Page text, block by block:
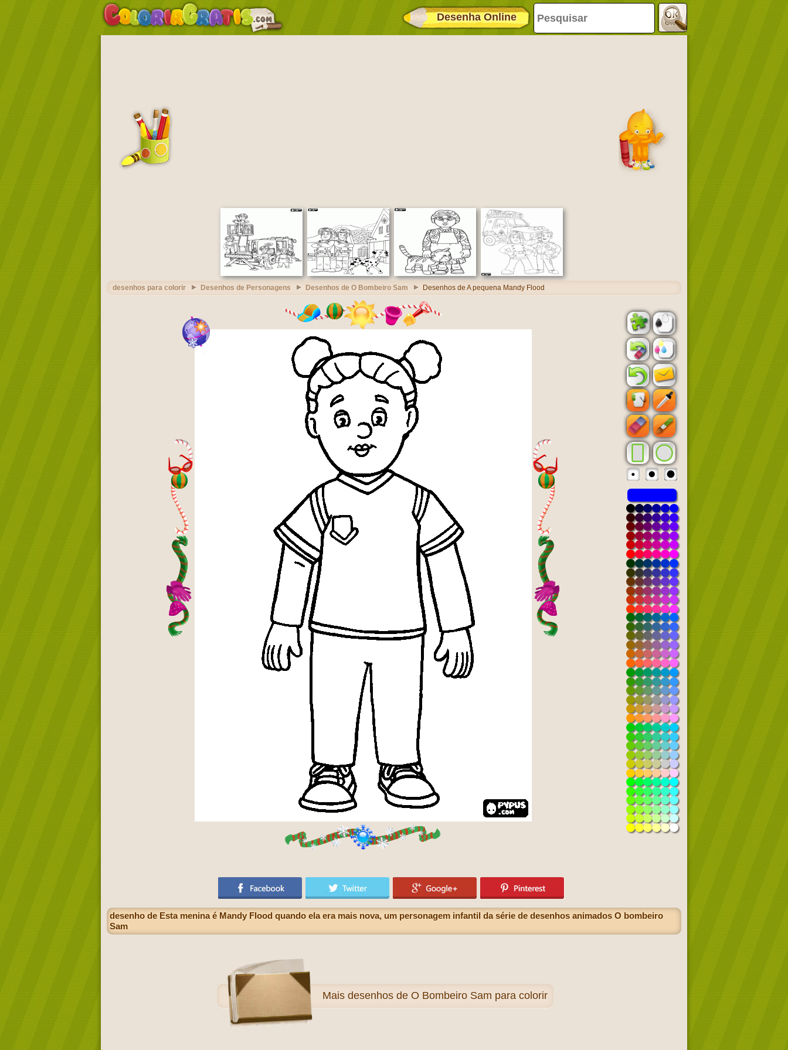
Desenha Online
desenhos para colorir Desenhos de Personagens Desenhos de O Bombeiro Sam Desenhos de A pequena Mandy Flood
desenho de Esta menina é Mandy Flood quando ela era mais nova, um personagem infantil da série de desenhos animados O bombeiro
Sam
Mais desenhos de O Bombeiro Sam para colorir